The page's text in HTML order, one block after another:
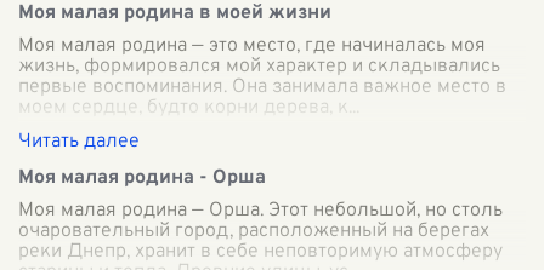
Моя малая родина в моей жизни
Моя малая родина — это место, где начиналась моя
жизнь, формировался мой характер и складывались
первые воспоминания. Она занимала важное место в
моем сердце, будто корни дерева, к
Моя малая родина - Орша
Моя малая родина — Орша. Этот небольшой, но столь
очаровательный город, расположенный на берегах
реки Днепр, хранит в себе неповторимую атмосферу